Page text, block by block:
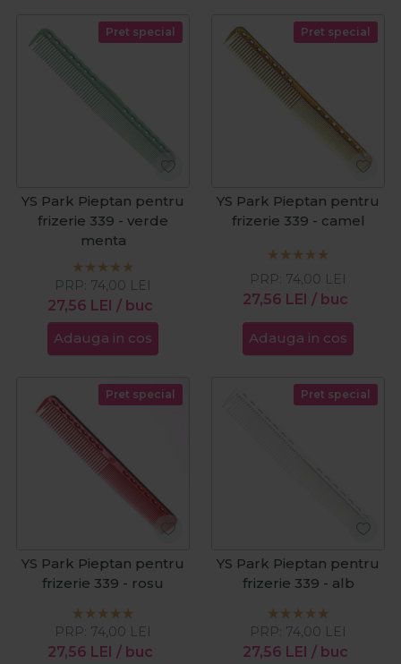
Pret special
YS Park Pieptan pentru
frizerie 339 - verde
menta
27,56 LEI / buc
PRP: 74,00 LEI
Adauga in cos
Pret special
YS Park Pieptan pentru
frizerie 339 - camel
27,56 LEI / buc
PRP: 74,00 LEI
Adauga in cos
Pret special
YS Park Pieptan pentru
frizerie 339 - rosu
27,56 LEI / buc
PRP: 74,00 LEI
Pret special
YS Park Pieptan pentru
frizerie 339 - alb
27,56 LEI / buc
PRP: 74,00 LEI